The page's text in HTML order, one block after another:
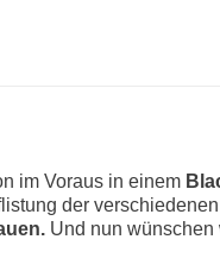
im Voraus in einem
der
Und nun